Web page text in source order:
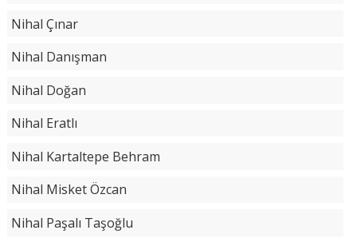
Nihal Çınar
Nihal Danışman
Nihal Doğan
Nihal Eratlı
Nihal Kartaltepe Behram
Nihal Misket Özcan
Nihal Paşalı Taşoğlu